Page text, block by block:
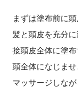
まずは塗布前に
髪と頭皮を充分
接頭皮全体に塗
頭全体になじま
マッサージしなが